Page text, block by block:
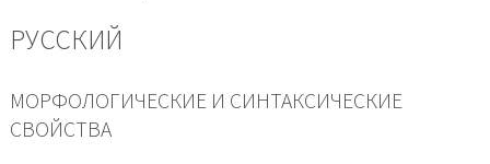
РУССКИЙ
МОРФОЛОГИЧЕСКИЕ И СИНТАКСИЧЕСКИЕ
СВОЙСТВА